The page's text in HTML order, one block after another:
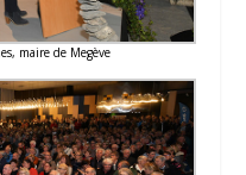
maire de Megève